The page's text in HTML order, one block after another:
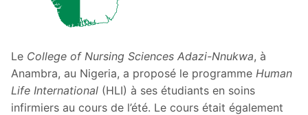
Le College of Nursing Sciences Adazi-Nnukwa, à
Anambra, au Nigeria, a proposé le programme Human
Life International (HLI) à ses étudiants en soins
infirmiers au cours de l’été. Le cours était également